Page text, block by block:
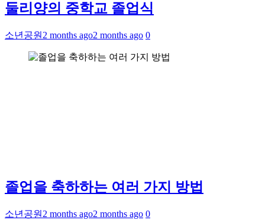
둘리양의 중학교 졸업식
소년공원 2 months ago2 months ago 0
졸업을 축하하는 여러 가지 방법
소년공원 2 months ago2 months ago 0